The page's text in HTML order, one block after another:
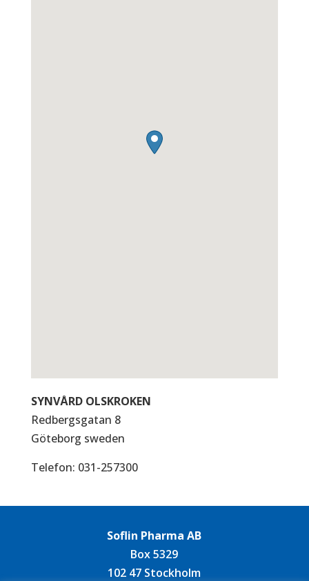
SYNVÅRD OLSKROKEN
Redbergsgatan 8
Göteborg sweden
Telefon: 031-257300
Soflin Pharma AB
Box 5329
102 47 Stockholm